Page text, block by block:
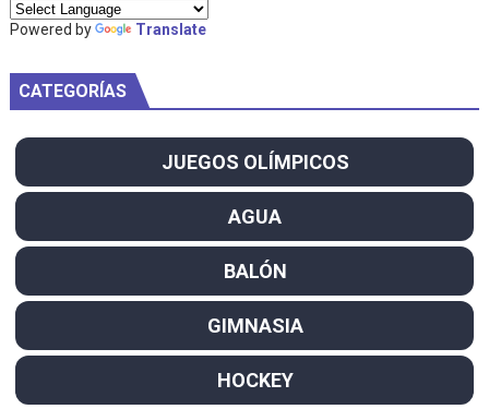
Powered by Translate
CATEGORÍAS
JUEGOS OLÍMPICOS
AGUA
BALÓN
GIMNASIA
HOCKEY